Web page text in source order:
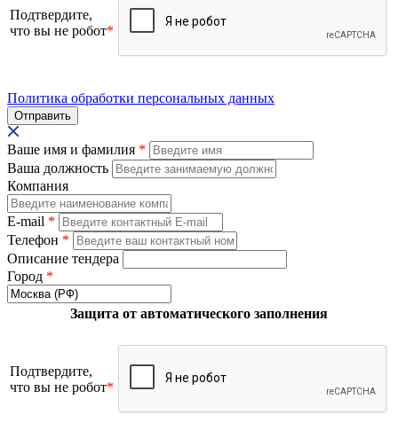
Подтвердите,
что вы не робот*
Политика обработки персональных данных
Ваше имя и фамилия *
Ваша должность
Компания
E-mail *
Телефон *
Описание тендера
Город *
Защита от автоматического заполнения
Подтвердите,
что вы не робот*